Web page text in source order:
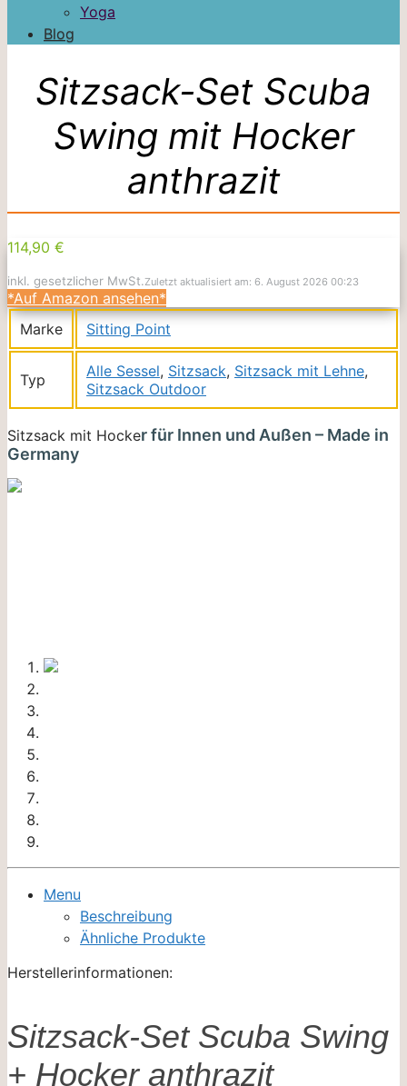
Yoga
Blog
Sitzsack-Set Scuba
Swing mit Hocker
anthrazit
114,90 €
inkl. gesetzlicher MwSt.Zuletzt aktualisiert am: 6. August 2026 00:23
*Auf Amazon ansehen*
Marke
Sitting Point
Typ Alle Sessel, Sitzsack, Sitzsack mit Lehne,
Sitzsack Outdoor
Sitzsack mit Hocker für Innen und Außen – Made in
Germany
Menu
Beschreibung
Ähnliche Produkte
Herstellerinformationen:
Sitzsack-Set Scuba Swing
+ Hocker anthrazit